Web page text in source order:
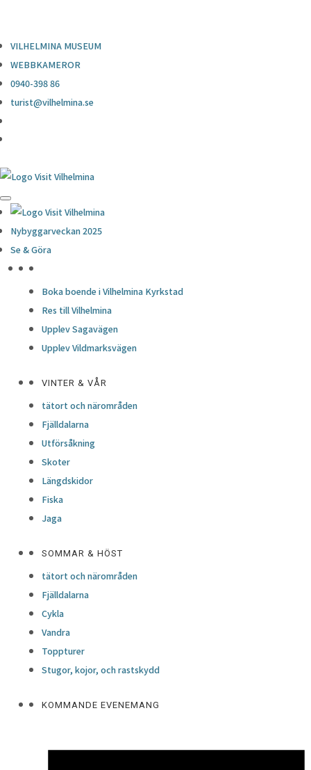
VILHELMINA MUSEUM
WEBBKAMEROR
0940-398 86
turist@vilhelmina.se
Nybyggarveckan 2025
Se & Göra
Boka boende i Vilhelmina Kyrkstad
Res till Vilhelmina
Upplev Sagavägen
Upplev Vildmarksvägen
VINTER & VÅR
tätort och närområden
Fjälldalarna
Utförsåkning
Skoter
Längdskidor
Fiska
Jaga
SOMMAR & HÖST
tätort och närområden
Fjälldalarna
Cykla
Vandra
Toppturer
Stugor, kojor, och rastskydd
KOMMANDE EVENEMANG